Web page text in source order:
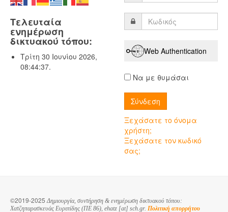
Τελευταία
ενημέρωση
δικτυακού τόπου:
Τρίτη 30 Ιουνίου 2026,
08:44:37.
Web Authentication
Να με θυμάσαι
Ξεχάσατε το όνομα
χρήστη;
Ξεχάσατε τον κωδικό
σας;
©2019-2025 Δημιουργία, συντήρηση & ενημέρωση δικτυακού τόπου:
Χατζηπαρασκευάς Ευριπίδης (ΠΕ 86), ehatz [at] sch.gr. Πολιτική απορρήτου